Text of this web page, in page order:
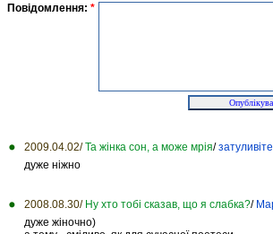
Повідомлення: *
2009.04.02/ Та жінка сон, а може мрія/
дуже ніжно
2008.08.30/ Ну хто тобі сказав, що я слабка?/
дуже жіночно)